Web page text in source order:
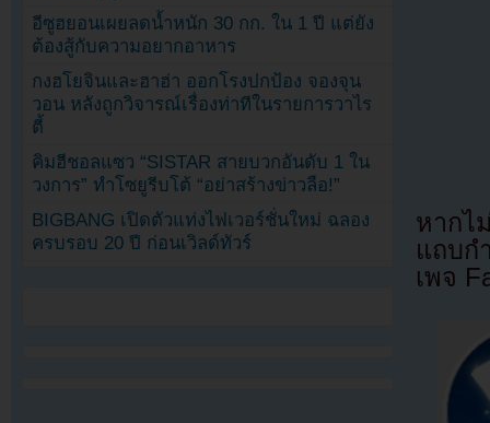
หากไ
แถบก
เพจ
อีซูฮยอนเผยลดน้ำหนัก 30 กก. ใน 1 ปี แต่ยัง
ต้องสู้กับความอยากอาหาร
กงฮโยจินและฮาฮ่า ออกโรงปกป้อง จองจุน
วอน หลังถูกวิจารณ์เรื่องท่าทีในรายการวาไร
ตี้
คิมฮีชอลแซว “SISTAR สายบวกอันดับ 1 ใน
วงการ” ทำโซยูรีบโต้ “อย่าสร้างข่าวลือ!”
BIGBANG เปิดตัวแท่งไฟเวอร์ชั่นใหม่ ฉลอง
ครบรอบ 20 ปี ก่อนเวิลด์ทัวร์